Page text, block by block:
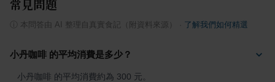
常見問題
本問答由 AI 整理自真實食記（附資料來源） 了解我們如何精選
小丹咖啡 的平均消費是多少？
小丹咖啡 的平均消費約為 300 元。